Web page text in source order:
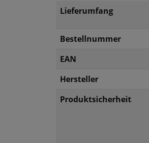
Lieferumfang
Bestellnummer
EAN
Hersteller
Produktsicherheit